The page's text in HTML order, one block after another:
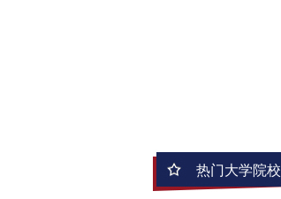
热门大学院校